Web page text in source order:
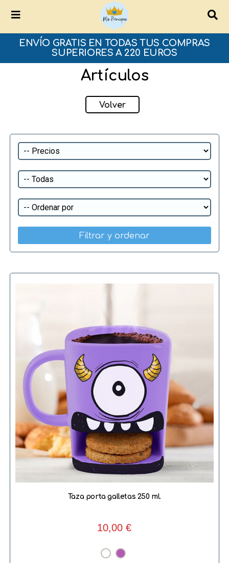
ENVÍO GRATIS EN TODAS TUS COMPRAS
SUPERIORES A 220 EUROS
Artículos
Volver
Taza porta galletas 250 ml.
10,00 €